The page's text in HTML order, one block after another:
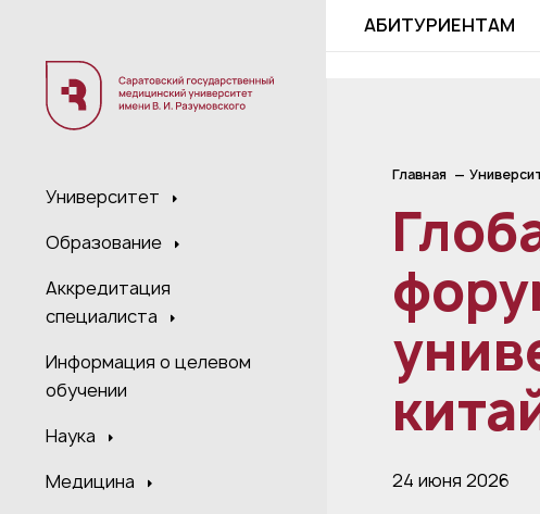
Университет
Образование
Аккредитация
специалиста
Информация о целевом
обучении
Наука
Медицина
АБИТУРИЕНТАМ
Главная
24 июня 2026